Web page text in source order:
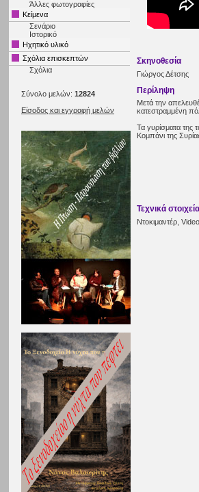
Άλλες φωτογραφίες
Κείμενα
Σενάριο
Ιστορικό
Ηχητικό υλικό
Σχόλια επισκεπτών
Σχόλια
Σύνολο μελών: 12824
Είσοδος και εγγραφή μελών
Σκηνοθεσία
Γιώργος Δέτσης
Περίληψη
Μετά την
κατεστραμμένη
Τα γυρίσματα της
Κομπάνι της
Τεχνικά στοιχεία
Ντοκιμαντέρ,